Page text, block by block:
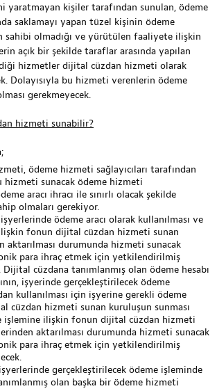
yaratmayan kişiler tarafından sunulan, ödeme
saklamayı yapan tüzel kişinin ödeme
sahibi olmadığı ve yürütülen faaliyete ilişkin
açık bir şekilde taraflar arasında yapılan
hizmetler dijital cüzdan hizmeti olarak
Dolayısıyla bu hizmeti verenlerin ödeme
gerekmeyecek.
hizmeti sunabilir?
ödeme hizmeti sağlayıcıları tarafından
hizmeti sunacak ödeme hizmeti
aracı ihracı ile sınırlı olacak şekilde
olmaları gerekiyor.
ödeme aracı olarak kullanılması ve
fonun dijital cüzdan hizmeti sunan
aktarılması durumunda hizmeti sunacak
para ihraç etmek için yetkilendirilmiş
Dijital cüzdana tanımlanmış olan ödeme hesabı
işyerinde gerçekleştirilecek ödeme
kullanılması için işyerine gerekli ödeme
cüzdan hizmeti sunan kuruluşun sunması
işlemine ilişkin fonun dijital cüzdan hizmeti
aktarılması durumunda hizmeti sunacak
para ihraç etmek için yetkilendirilmiş
gerçekleştirilecek ödeme işleminde
olan başka bir ödeme hizmeti